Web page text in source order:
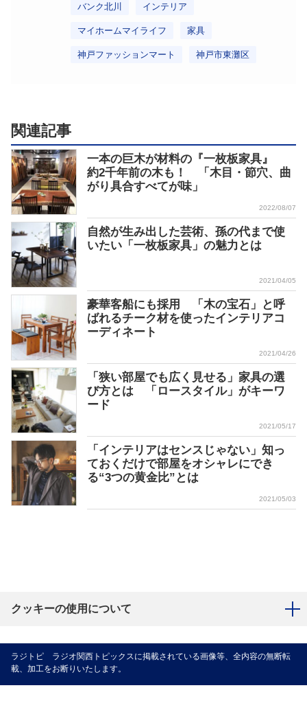
バンク北川 インテリア
マイホームマイライフ 家具
神戸ファッションマート 神戸市東灘区
関連記事
一本の巨木が材料の『一枚板家具』
約2千年前の木も！ 「木目・節穴、曲
がり具合すべてが味」
2022/08/07
自然が生み出した芸術、孫の代まで使
いたい「一枚板家具」の魅力とは
2021/04/05
豪華客船にも採用 「木の宝石」と呼
ばれるチーク材を使ったインテリアコ
ーディネート
2021/04/26
「狭い部屋でも広く見せる」家具の選
び方とは 「ロースタイル」がキーワ
ード
2021/05/17
「インテリアはセンスじゃない」知っ
ておくだけで部屋をオシャレにでき
る“3つの黄金比”とは
2021/05/03
クッキーの使用について
ラジトピ ラジオ関西トピックスに掲載されている画像等、全内容の無断転
載、加工をお断りいたします。